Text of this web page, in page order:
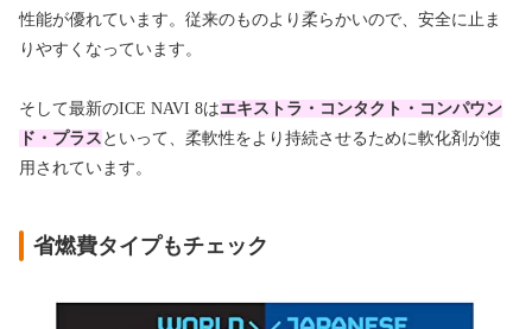
性能が優れています。従来のものより柔らかいので、安全に止ま
りやすくなっています。
そして最新のICE NAVI 8はエキストラ・コンタクト・コンパウン
ド・プラス といって、柔軟性をより持続させるために軟化剤が使
用されています。
省燃費タイプもチェック